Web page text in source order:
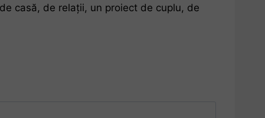
casă, de relații, un proiect de cuplu, de